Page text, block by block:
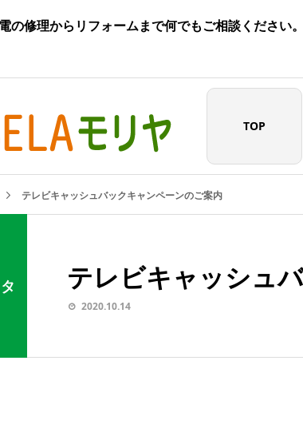
の修理からリフォームまで何でもご相談ください。
TOP
テレビキャッシュバックキャンペーンのご案内
テレビキャッシュ
2020.10.14